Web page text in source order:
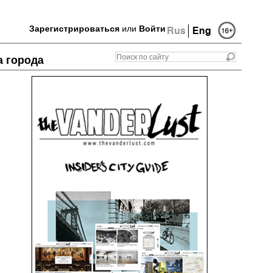
Rus Eng
Зарегистрироваться или Войти
города